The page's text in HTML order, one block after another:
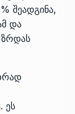
შეადგინა,
და
ეს